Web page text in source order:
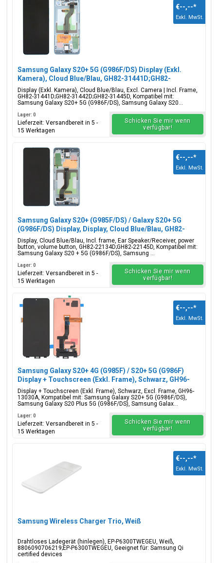
Samsung Galaxy S20+ 5G (G986F/DS) Display (Exkl.
Kamera), Cloud Blue/Blau, GH82-31441D;GH82-
31442D;GH82-31445D
Display (Exkl. Kamera), Cloud Blue/Blau, Excl. Camera | Incl. Frame,
GH82-31441D;GH82-31442D;GH82-31445D, Kompatibel mit:
Samsung Galaxy S20+ 5G (G986F/DS), Samsung Galaxy S20...
€--,--*
Exkl. MwSt.
Lager: 0
Lieferzeit: Versandbereit in 5 -
15 Werktagen
Schicken Sie mir wenn
verfügbar!
Samsung Galaxy S20+ (G985F/DS) / Galaxy S20+ 5G
(G986F/DS) Display, Display, Cloud Blue/Blau, GH82-
22134D;GH82-22145D
Display, Cloud Blue/Blau, Incl. frame, Ear Speaker/Receiver, power
button, volume button, GH82-22134D;GH82-22145D, Kompatibel mit:
Samsung Galaxy S20 + 5G (G986F/DS), Samsung ...
€--,--*
Exkl. MwSt.
Lager: 0
Lieferzeit: Versandbereit in 5 -
15 Werktagen
Schicken Sie mir wenn
verfügbar!
Samsung Galaxy S20+ 4G (G985F) / S20+ 5G (G986F)
Display + Touchscreen (Exkl. Frame), Schwarz, GH96-
13030A
Display + Touchscreen (Exkl. Frame), Schwarz, Excl. Frame, GH96-
13030A, Kompatibel mit: Samsung Galaxy S20+ 5G (G986F/DS),
Samsung Galaxy S20 Plus 5G (G986F/DS), Samsung Galax...
€--,--*
Exkl. MwSt.
Lager: 0
Lieferzeit: Versandbereit in 5 -
15 Werktagen
Schicken Sie mir wenn
verfügbar!
Samsung Wireless Charger Trio, Weiß
Drahtloses Ladegerät (hinlegen), EP-P6300TWEGEU, Weiß,
8806090706219;EP-P6300TWEGEU, Geeignet für: Samsung Qi
certified devices
€--,--*
Exkl. MwSt.